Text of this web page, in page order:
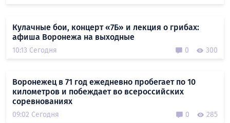
Кулачные бои, концерт «7Б» и лекция о грибах:
афиша Воронежа на выходные
10:13 Сегодня 0 300
Воронежец в 71 год ежедневно пробегает по 10
километров и побеждает во всероссийских
соревнованиях
09:02 Сегодня 0 285